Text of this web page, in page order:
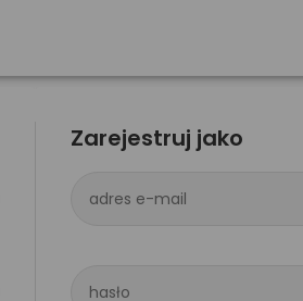
Zarejestruj jako
adres e-mail
hasło